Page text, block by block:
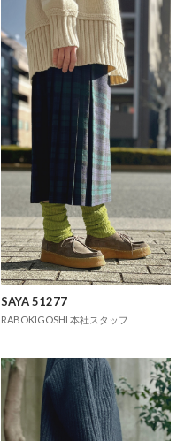
SAYA 51277
RABOKIGOSHI 本社スタッフ